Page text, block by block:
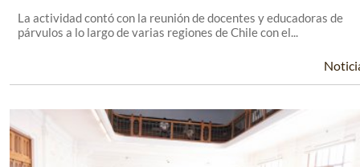
La actividad contó con la reunión de docentes y educadoras de
párvulos a lo largo de varias regiones de Chile con el...